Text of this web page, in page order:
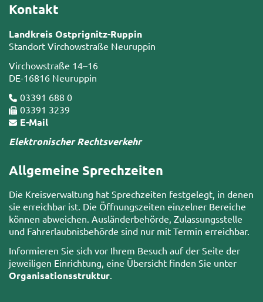
Kontakt
Landkreis Ostprignitz-Ruppin
Standort Virchowstraße Neuruppin
Virchowstraße 14–16
DE-16816 Neuruppin
03391 688 0
03391 3239
E-Mail
Elektronischer Rechtsverkehr
Allgemeine Sprechzeiten
Die Kreisverwaltung hat Sprechzeiten festgelegt, in denen
sie erreichbar ist. Die Öffnungszeiten einzelner Bereiche
können abweichen. Ausländerbehörde, Zulassungsstelle
und Fahrerlaubnisbehörde sind nur mit Termin erreichbar.
Informieren Sie sich vor Ihrem Besuch auf der Seite der
jeweiligen Einrichtung, eine Übersicht finden Sie unter
Organisationsstruktur.